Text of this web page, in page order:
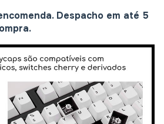
Despacho em até 5